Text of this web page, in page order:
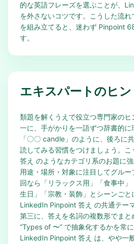
的な英語フレーズを選ぶことが、
を外さないコツです。こうした流
を組み立てると、迷わず Pinpoint
す。
エキスパートのヒン
類題を解くうえで役立つ専門家の
一に、手がかりを一語ずつ辞書的に
「〇〇 candle」のように、後ろに
読してみる習慣をつけましょう。
答え のようなカテゴリ系のお題に強
用途・場所・対象に注目してグル
回なら「リラックス用」「食事中
生日」「宗教・装飾」とシーンごと
LinkedIn Pinpoint 答え の共通テー
第三に、答えを名詞の複数形でまと
“Types of 〜” で抽象化するかを常
LinkedIn Pinpoint 答え は、やや一